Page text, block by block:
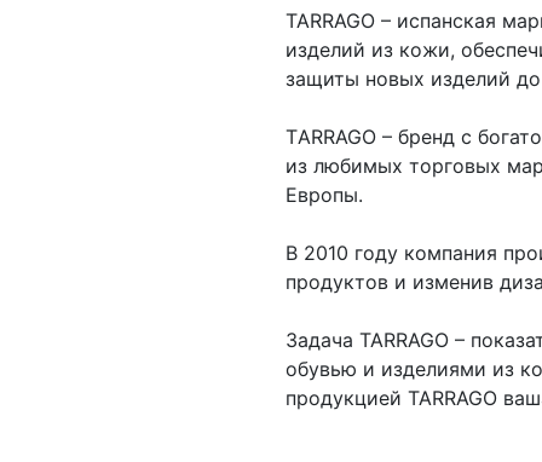
TARRAGO – испанская
изделий из кожи,
защиты новых изделий
ТARRAGO – бренд с
из любимых торговых
Европы.
В 2010 году компания
продуктов и изменив
Задача TARRAGO –
обувью и изделиями из
продукцией TARRAGO